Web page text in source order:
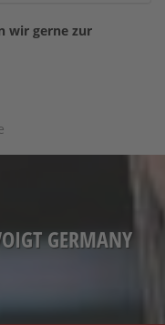
wir gerne zur
GERMANY